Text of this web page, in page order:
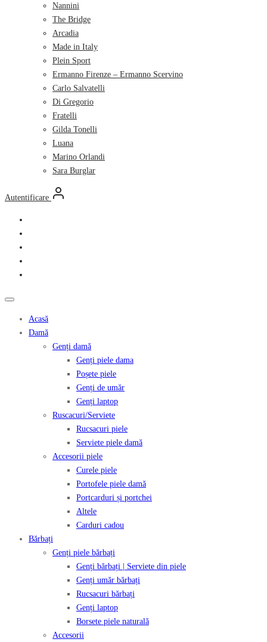
Nannini
The Bridge
Arcadia
Made in Italy
Plein Sport
Ermanno Firenze – Ermanno Scervino
Carlo Salvatelli
Di Gregorio
Fratelli
Gilda Tonelli
Luana
Marino Orlandi
Sara Burglar
Autentificare
Acasă
Damă
Genți damă
Genți piele dama
Poșete piele
Genți de umăr
Genți laptop
Ruscacuri/Serviete
Rucsacuri piele
Serviete piele damă
Accesorii piele
Curele piele
Portofele piele damă
Portcarduri și portchei
Altele
Carduri cadou
Bărbați
Genți piele bărbați
Genți bărbați | Serviete din piele
Genți umăr bărbați
Rucsacuri bărbați
Genți laptop
Borsete piele naturală
Accesorii